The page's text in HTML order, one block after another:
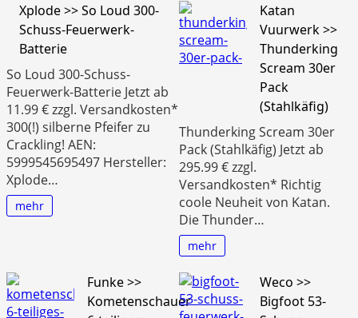
Xplode >> So Loud 300-
Schuss-Feuerwerk-
Batterie
So Loud 300-Schuss-
Feuerwerk-Batterie Jetzt ab
11.99 € zzgl. Versandkosten*
300(!) silberne Pfeifer zu
Crackling! AEN:
5999545695497 Hersteller:
Xplode…
mehr
Katan
Vuurwerk >>
Thunderking
Scream 30er
Pack
(Stahlkäfig)
Thunderking Scream 30er
Pack (Stahlkäfig) Jetzt ab
295.99 € zzgl.
Versandkosten* Richtig
coole Neuheit von Katan.
Die Thunder…
mehr
Funke >>
Kometenschauer
Weco >>
Bigfoot 53-